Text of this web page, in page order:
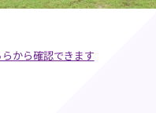
から確認できます